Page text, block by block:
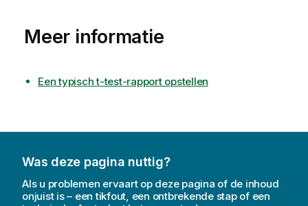
Meer informatie
Een typisch t-test-rapport opstellen
Was deze pagina nuttig?
Als u problemen ervaart op deze pagina of de inhoud
onjuist is – een tikfout, een ontbrekende stap of een